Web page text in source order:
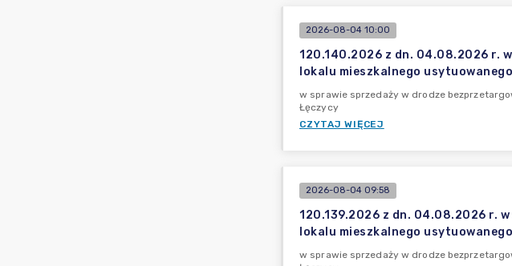
2026-08-04 10:00
120.140.2026 z dn. 04.08.2026 r.
lokalu mieszkalnego
w sprawie sprzedaży w drodze
Łęczycy
CZYTAJ WIĘCEJ
2026-08-04 09:58
120.139.2026 z dn. 04.08.2026 r.
lokalu mieszkalnego
w sprawie sprzedaży w drodze